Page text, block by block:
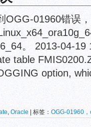
OGG-01960错误
。 2013-04-
table
option,
, Oracle | 标签： OGG-01960